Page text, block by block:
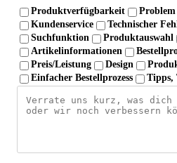
Produktverfügbarkeit
Kundenservice
Technischer
Suchfunktion
Produktauswahl
Artikelinformationen
Preis/Leistung
Design
Einfacher Bestellprozess
Tipps,